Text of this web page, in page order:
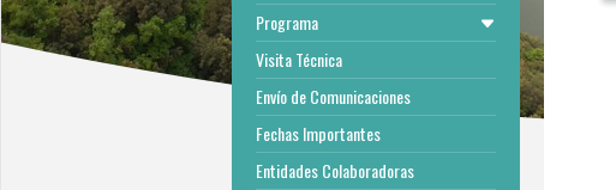
Programa
Visita Técnica
Envío de Comunicaciones
Fechas Importantes
Entidades Colaboradoras